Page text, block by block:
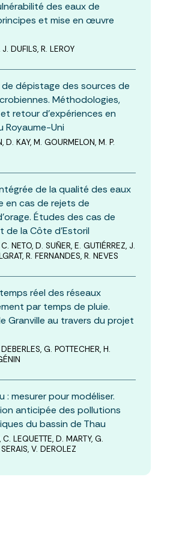
des eaux de
et mise en œuvre
DUFILS, R. LEROY
dépistage des sources de
Méthodologies,
retour d’expériences en
Royaume-Uni
D. KAY, M. GOURMELON, M. P.
de la qualité des eaux
en cas de rejets de
Études des cas de
de la Côte d’Estoril
NETO, D. SUÑER, E. GUTIÉRREZ, J.
R. FERNANDES, R. NEVES
réel des réseaux
par temps de pluie.
Granville au travers du projet
G. POTTECHER, H.
: mesurer pour modéliser.
anticipée des pollutions
du bassin de Thau
C. LEQUETTE, D. MARTY, G.
V. DEROLEZ